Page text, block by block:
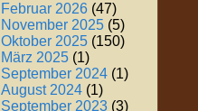
Februar 2026 (47)
November 2025 (5)
Oktober 2025 (150)
März 2025 (1)
September 2024 (1)
August 2024 (1)
September 2023 (3)